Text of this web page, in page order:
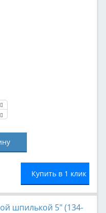
Купить в 1 клик
шпилькой 5" (134-